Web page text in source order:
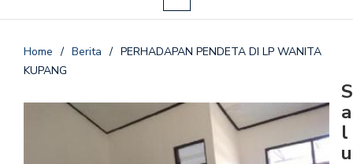
Home / Berita / PERHADAPAN PENDETA DI LP WANITA
KUPANG
S
a
l
u